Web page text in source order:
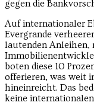
gegen die
Auf internationaler
Evergrande
lautenden Anleihen,
boten diese 10
offerieren, was weit
hineinreicht. Das
keine